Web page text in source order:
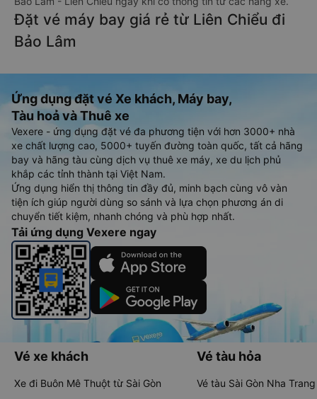
Đặt vé máy bay giá rẻ từ Liên Chiểu đi
Bảo Lâm
Ứng dụng đặt vé Xe khách, Máy bay,
Tàu hoả và Thuê xe
Vexere - ứng dụng đặt vé đa phương tiện với hơn 3000+ nhà
xe chất lượng cao, 5000+ tuyến đường toàn quốc, tất cả hãng
bay và hãng tàu cùng dịch vụ thuê xe máy, xe du lịch phủ
khắp các tỉnh thành tại Việt Nam.
Ứng dụng hiển thị thông tin đầy đủ, minh bạch cùng vô vàn
tiện ích giúp người dùng so sánh và lựa chọn phương án di
chuyển tiết kiệm, nhanh chóng và phù hợp nhất.
Tải ứng dụng Vexere ngay
Vé xe khách
Xe đi Buôn Mê Thuột từ Sài Gòn
Vé tàu hỏa
Vé tàu Sài Gòn Nha Trang